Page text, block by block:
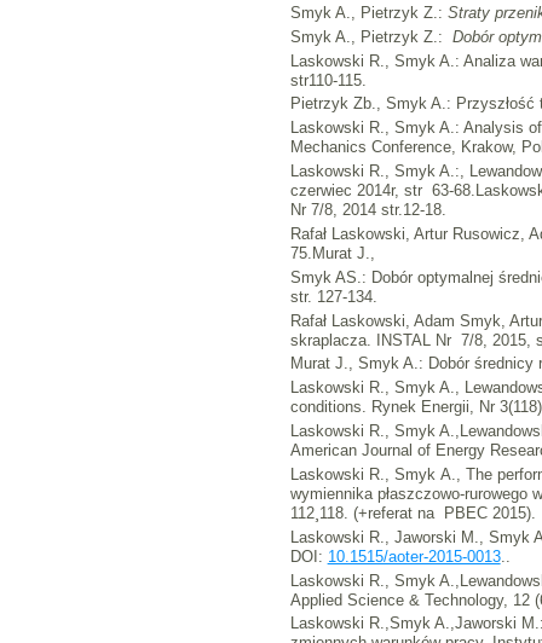
Smyk A., Pietrzyk Z.: Straty
Smyk A., Pietrzyk Z.: Dobór
Laskowski R., Smyk A.: Analiza
str110-115.
Pietrzyk Zb., Smyk A.: Przyszłość
Laskowski R., Smyk A.: Analysis
Mechanics Conference, Krakow,
Laskowski R., Smyk A.:,
czerwiec 2014r, str 63-
Nr 7/8, 2014 str.12-18.
Rafał Laskowski, Artur Rusowicz,
75.Murat J.,
Smyk AS.: Dobór optymalnej
str. 127-134.
Rafał Laskowski, Adam Smyk,
skraplacza. INSTAL Nr 7/8, 2015,
Murat J., Smyk A.: Dobór średnicy
Laskowski R., Smyk A.,
conditions. Rynek Energii, Nr
Laskowski R., Smyk
American Journal of Energy
Laskowski R., Smyk A., The
wymiennika płaszczowo-
112¸118. (+referat na PBEC 2015).
Laskowski R., Jaworski M., Smyk
DOI: 10.1515/aoter-2015-0013..
Laskowski R., Smyk
Applied Science & Technology, 12
Laskowski R.,Smyk A.,Jaworski